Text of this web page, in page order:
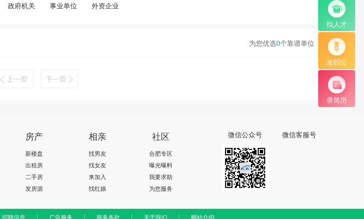
找人才
发职位
录简历
政府机关 事业单位 外资企业
为您优选0个靠谱单位
房产
新楼盘
出租房
二手房
发房源
相亲
找男友
找女友
来加入
找红娘
社区
合肥专区
曝光曝料
我要求助
为您服务
微信公众号 微信客服号
招聘信息 广告服务 服务条款 关于我们 网站介绍